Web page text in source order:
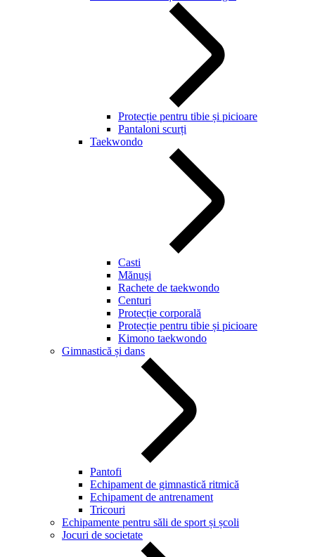
Protecție pentru tibie și picioare
Pantaloni scurți
Taekwondo
Casti
Mănuși
Rachete de taekwondo
Centuri
Protecție corporală
Protecție pentru tibie și picioare
Kimono taekwondo
Gimnastică și dans
Pantofi
Echipament de gimnastică ritmică
Echipament de antrenament
Tricouri
Echipamente pentru săli de sport și școli
Jocuri de societate